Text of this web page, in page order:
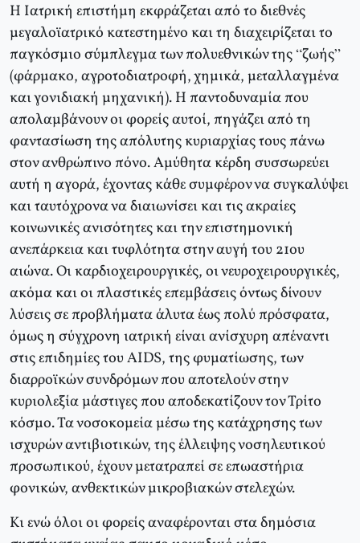
Η Ιατρική επιστήμη εκφράζεται από το διεθνές
μεγαλοϊατρικό κατεστημένο και τη διαχειρίζεται το
παγκόσμιο σύμπλεγμα των πολυεθνικών της “ζωής”
(φάρμακο, αγροτοδιατροφή, χημικά, μεταλλαγμένα
και γονιδιακή μηχανική). Η παντοδυναμία που
απολαμβάνουν οι φορείς αυτοί, πηγάζει από τη
φαντασίωση της απόλυτης κυριαρχίας τους πάνω
στον ανθρώπινο πόνο. Αμύθητα κέρδη συσσωρεύει
αυτή η αγορά, έχοντας κάθε συμφέρον να συγκαλύψει
και ταυτόχρονα να διαιωνίσει και τις ακραίες
κοινωνικές ανισότητες και την επιστημονική
ανεπάρκεια και τυφλότητα στην αυγή του 21ου
αιώνα. Οι καρδιοχειρουργικές, οι νευροχειρουργικές,
ακόμα και οι πλαστικές επεμβάσεις όντως δίνουν
λύσεις σε προβλήματα άλυτα έως πολύ πρόσφατα,
όμως η σύγχρονη ιατρική είναι ανίσχυρη απέναντι
στις επιδημίες του AIDS, της φυματίωσης, των
διαρροϊκών συνδρόμων που αποτελούν στην
κυριολεξία μάστιγες που αποδεκατίζουν τον Τρίτο
κόσμο. Τα νοσοκομεία μέσω της κατάχρησης των
ισχυρών αντιβιοτικών, της έλλειψης νοσηλευτικού
προσωπικού, έχουν μετατραπεί σε επωαστήρια
φονικών, ανθεκτικών μικροβιακών στελεχών.
Κι ενώ όλοι οι φορείς αναφέρονται στα δημόσια